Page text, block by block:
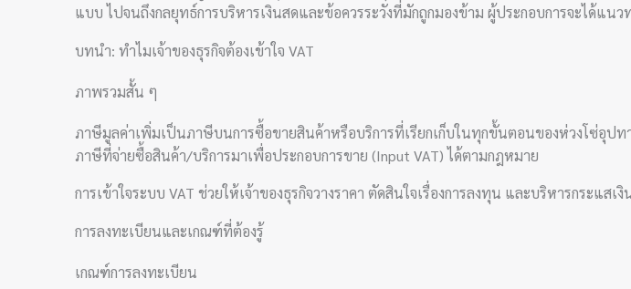
แบบ ไปจนถึงกลยุทธ์การบริหารเงินสดและข้อควรระวังที่มักถูกมองข้าม ผู้ประกอบการจะได้แ
บทนำ: ทำไมเจ้าของธุรกิจต้องเข้าใจ VAT
ภาพรวมสั้น ๆ
ภาษีมูลค่าเพิ่มเป็นภาษีบนการซื้อขายสินค้าหรือบริการที่เรียกเก็บในทุกขั้นตอนของห่วงโซ่อุป
ภาษีที่จ่ายซื้อสินค้า/บริการมาเพื่อประกอบการขาย (Input VAT) ได้ตามกฎหมาย
การเข้าใจระบบ VAT ช่วยให้เจ้าของธุรกิจวางราคา ตัดสินใจเรื่องการลงทุน และบริหารกระแสเ
การลงทะเบียนและเกณฑ์ที่ต้องรู้
เกณฑ์การลงทะเบียน